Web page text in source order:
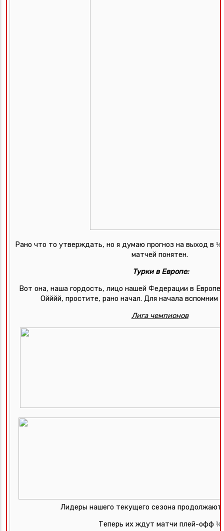
Рано что то утверждать, но я думаю прогноз на выход в ⅛
матчей понятен.
Турки в Европе:
Вот она, наша гордость, лицо нашей Федерации в
Ойййй, простите, рано начал. Для начала вспомним
Лига чемпионов
Лидеры нашего текущего сезона
Теперь их ждут матчи плей-офф ⅛